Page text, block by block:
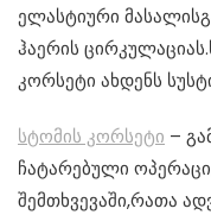
ელასტიური
ჰაერის
კორსეტი ახდენს
სტომის კორსეტი –
ჩატარებული
შემთხვევაში,რათა